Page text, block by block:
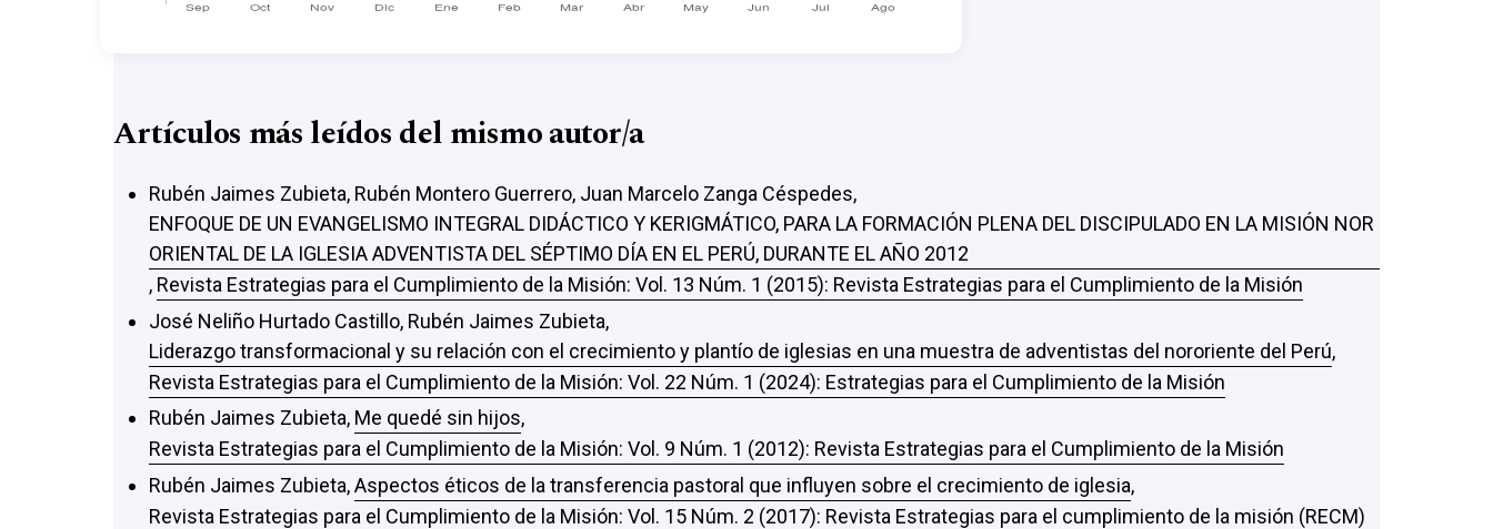
Artículos más leídos del mismo autor/a
Rubén Jaimes Zubieta, Rubén Montero Guerrero, Juan Marcelo Zanga Céspedes,
ENFOQUE DE UN EVANGELISMO INTEGRAL DIDÁCTICO Y KERIGMÁTICO, PARA LA FORMACIÓN PLENA DEL DISCIPULADO EN LA MISIÓN NOR
ORIENTAL DE LA IGLESIA ADVENTISTA DEL SÉPTIMO DÍA EN EL PERÚ, DURANTE EL AÑO 2012
, Revista Estrategias para el Cumplimiento de la Misión: Vol. 13 Núm. 1 (2015): Revista Estrategias para el Cumplimiento de la Misión
José Neliño Hurtado Castillo, Rubén Jaimes Zubieta,
Liderazgo transformacional y su relación con el crecimiento y plantío de iglesias en una muestra de adventistas del nororiente del Perú,
Revista Estrategias para el Cumplimiento de la Misión: Vol. 22 Núm. 1 (2024): Estrategias para el Cumplimiento de la Misión
Rubén Jaimes Zubieta, Me quedé sin hijos,
Revista Estrategias para el Cumplimiento de la Misión: Vol. 9 Núm. 1 (2012): Revista Estrategias para el Cumplimiento de la Misión
Rubén Jaimes Zubieta,Aspectos éticos de la transferencia pastoral que influyen sobre el crecimiento de iglesia,
Revista Estrategias para el Cumplimiento de la Misión: Vol. 15 Núm. 2 (2017): Revista Estrategias para el cumplimiento de la misión (RECM)